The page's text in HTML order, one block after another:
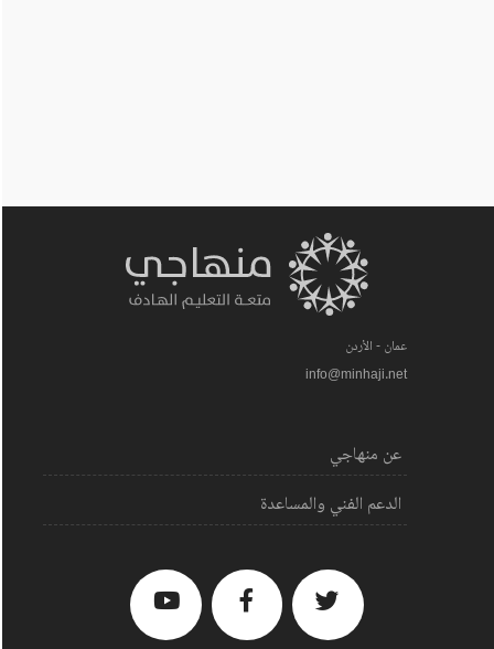
عمان - الأردن
info@minhaji.net
عن منهاجي
الدعم الفني والمساعدة